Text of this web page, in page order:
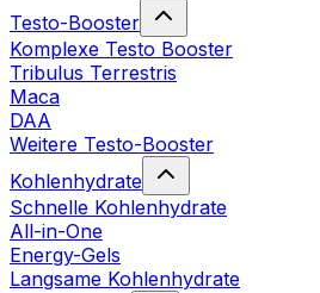
Testo-Booster
Komplexe Testo Booster
Tribulus Terrestris
Maca
DAA
Weitere Testo-Booster
Kohlenhydrate
Schnelle Kohlenhydrate
All-in-One
Energy-Gels
Langsame Kohlenhydrate